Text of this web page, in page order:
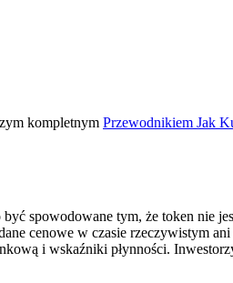
kompletnym Przewodnikiem Jak
spowodowane tym, że token nie
cenowe w czasie rzeczywistym
i wskaźniki płynności.